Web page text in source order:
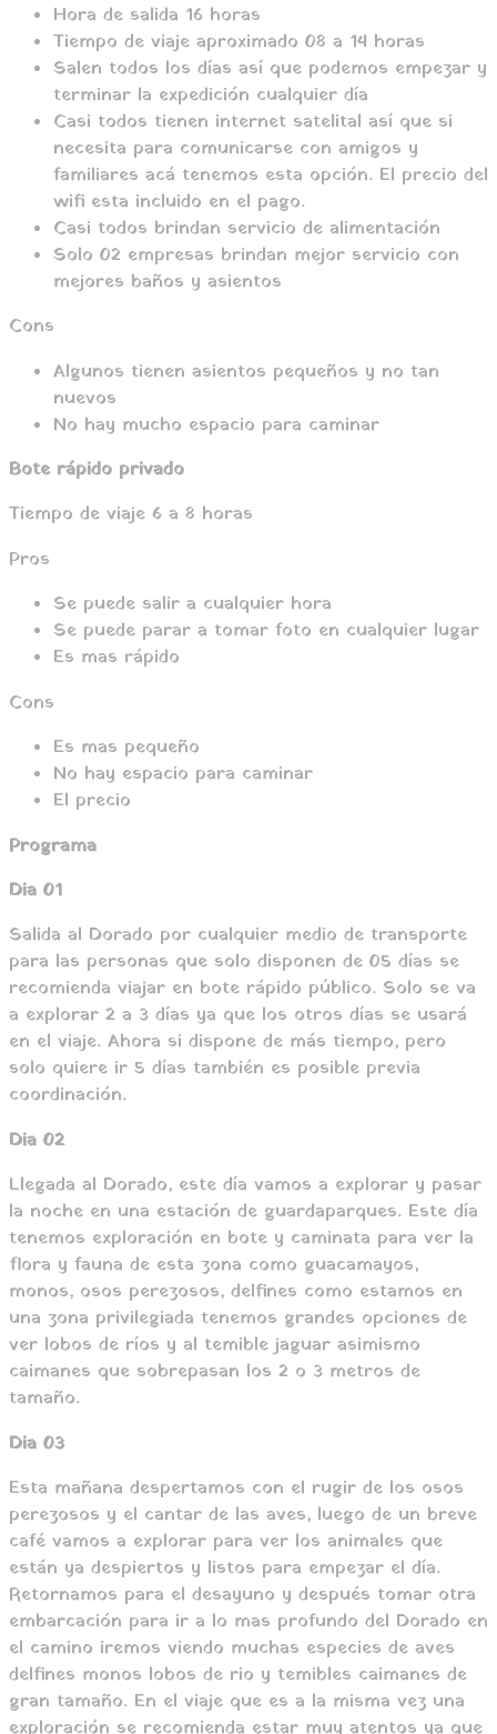
Hora de salida 16 horas
Tiempo de viaje aproximado 08 a 14 horas
Salen todos los días así que podemos empezar y
terminar la expedición cualquier día
Casi todos tienen internet satelital así que si
necesita para comunicarse con amigos y
familiares acá tenemos esta opción. El precio del
wifi esta incluido en el pago.
Casi todos brindan servicio de alimentación
Solo 02 empresas brindan mejor servicio con
mejores baños y asientos
Cons
Algunos tienen asientos pequeños y no tan
nuevos
No hay mucho espacio para caminar
Bote rápido privado
Tiempo de viaje 6 a 8 horas
Pros
Se puede salir a cualquier hora
Se puede parar a tomar foto en cualquier lugar
Es mas rápido
Cons
Es mas pequeño
No hay espacio para caminar
El precio
Programa
Dia 01
Salida al Dorado por cualquier medio de transporte
para las personas que solo disponen de 05 días se
recomienda viajar en bote rápido público. Solo se va
a explorar 2 a 3 días ya que los otros días se usará
en el viaje. Ahora si dispone de más tiempo, pero
solo quiere ir 5 días también es posible previa
coordinación.
Dia 02
Llegada al Dorado, este día vamos a explorar y pasar
la noche en una estación de guardaparques. Este día
tenemos exploración en bote y caminata para ver la
flora y fauna de esta zona como guacamayos,
monos, osos perezosos, delfines como estamos en
una zona privilegiada tenemos grandes opciones de
ver lobos de ríos y al temible jaguar asimismo
caimanes que sobrepasan los 2 o 3 metros de
tamaño.
Dia 03
Esta mañana despertamos con el rugir de los osos
perezosos y el cantar de las aves, luego de un breve
café vamos a explorar para ver los animales que
están ya despiertos y listos para empezar el día.
Retornamos para el desayuno y después tomar otra
embarcación para ir a lo mas profundo del Dorado en
el camino iremos viendo muchas especies de aves
delfines monos lobos de rio y temibles caimanes de
gran tamaño. En el viaje que es a la misma vez una
exploración se recomienda estar muy atentos ya que